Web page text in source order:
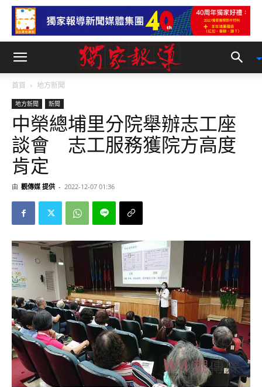
首頁 地方新聞
地方新聞 新聞
中榮總埔里分院舉辦志工座
談會 志工服務獲院方高度
肯定
由 觀傳媒 提供 - 2022-12-07 01:36